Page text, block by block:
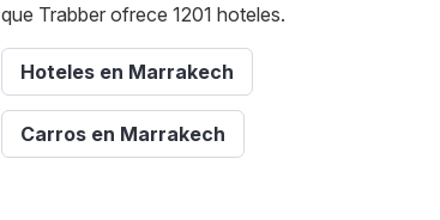
que Trabber ofrece 1201 hoteles.
Hoteles en Marrakech
Carros en Marrakech